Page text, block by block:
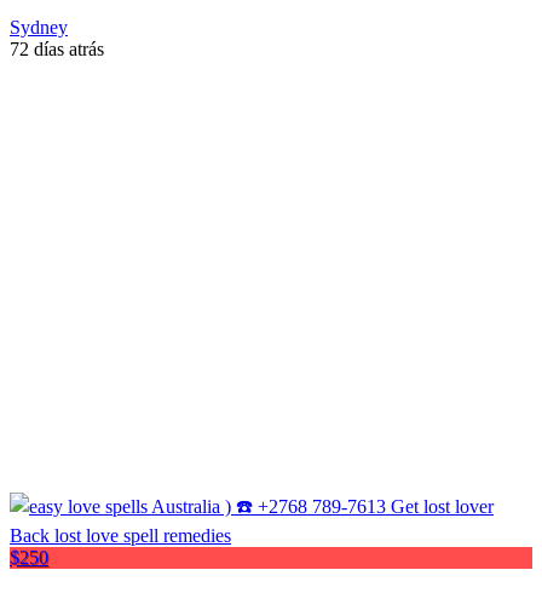
Sydney
72 días atrás
$250